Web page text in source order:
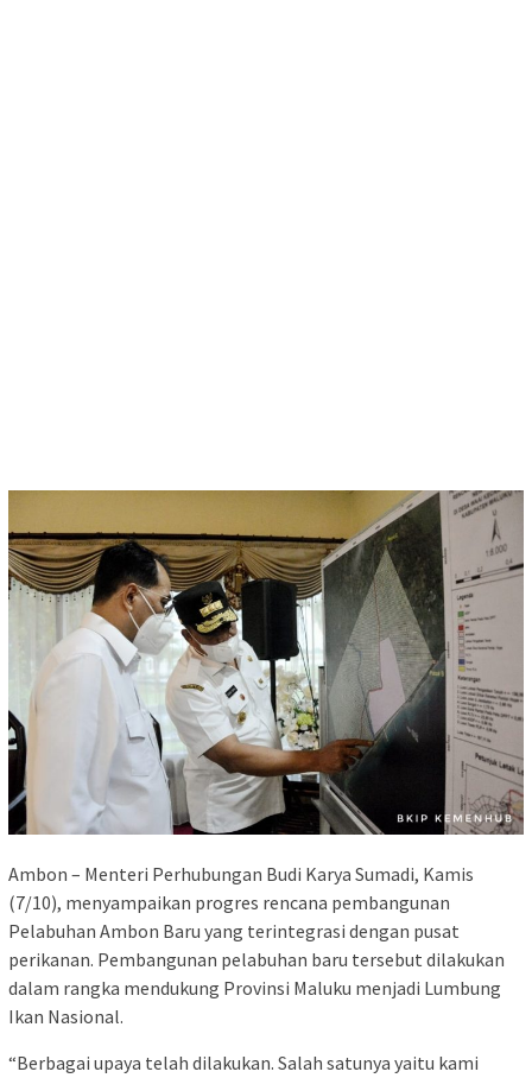
Ambon – Menteri Perhubungan Budi Karya Sumadi, Kamis
(7/10), menyampaikan progres rencana pembangunan
Pelabuhan Ambon Baru yang terintegrasi dengan pusat
perikanan. Pembangunan pelabuhan baru tersebut dilakukan
dalam rangka mendukung Provinsi Maluku menjadi Lumbung
Ikan Nasional.
“Berbagai upaya telah dilakukan. Salah satunya yaitu kami